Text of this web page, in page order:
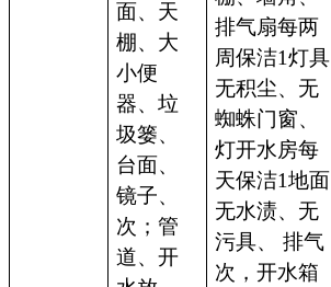
面、天
棚、大
小便
器、垃
圾篓、
台面、
镜子、
次；管
道、开
排气扇每两
周保洁1灯具
无积尘、无
蜘蛛门窗、
灯开水房每
天保洁1地面
无水渍、无
污具、 排气
次，开水箱